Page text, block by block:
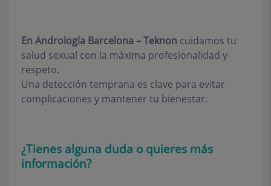
En Andrología Barcelona – Teknon cuidamos tu
salud sexual con la máxima profesionalidad y
respeto.
Una detección temprana es clave para evitar
complicaciones y mantener tu bienestar.
¿Tienes alguna duda o quieres más
información?